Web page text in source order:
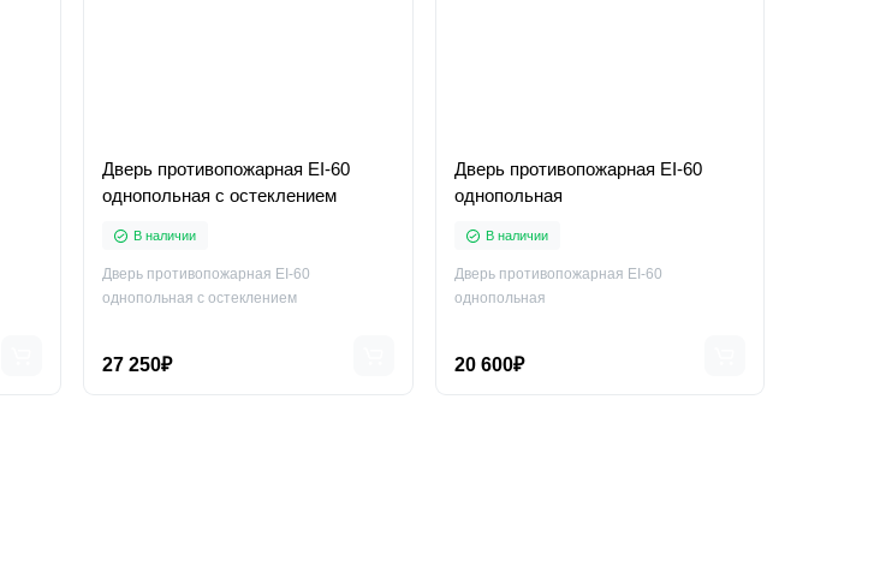
Дверь противопожарная EI-60
однопольная с остеклением
В наличии
Дверь противопожарная EI-60
однопольная с остеклением
27 250₽
Дверь противопожарная EI-60
однопольная
В наличии
Дверь противопожарная EI-60
однопольная
20 600₽